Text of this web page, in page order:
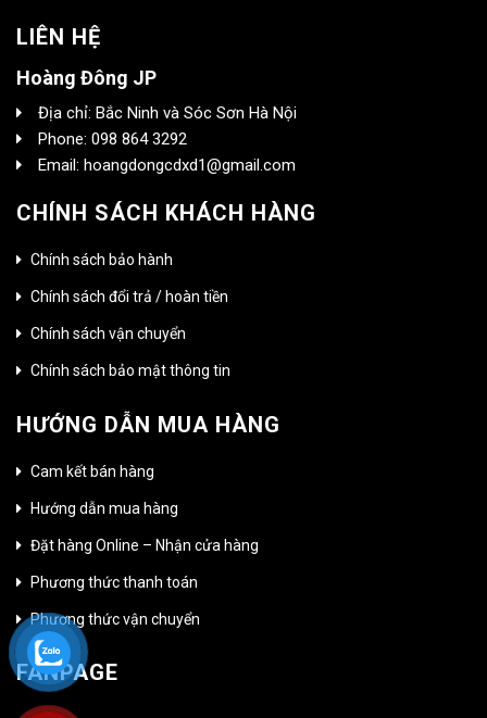
LIÊN HỆ
Hoàng Đông JP
Địa chỉ: Bắc Ninh và Sóc Sơn Hà Nội
Phone: 098 864 3292
Email: hoangdongcdxd1@gmail.com
CHÍNH SÁCH KHÁCH HÀNG
Chính sách bảo hành
Chính sách đổi trả / hoàn tiền
Chính sách vận chuyển
Chính sách bảo mật thông tin
HƯỚNG DẪN MUA HÀNG
Cam kết bán hàng
Hướng dẫn mua hàng
Đặt hàng Online – Nhận cửa hàng
Phương thức thanh toán
Phương thức vận chuyển
FANPAGE